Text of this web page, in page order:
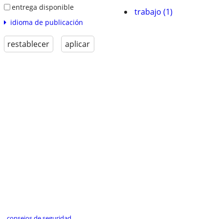
entrega disponible
idioma de publicación
restablecer aplicar
trabajo (1)